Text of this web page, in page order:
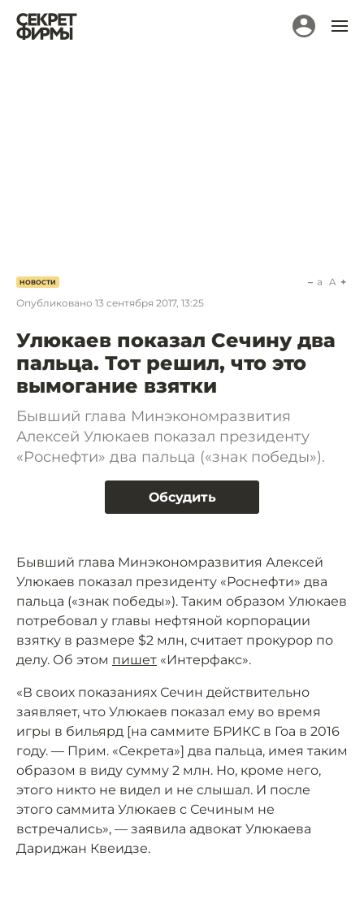
НОВОСТИ
Опубликовано 13 сентября 2017, 13:25
a A
Улюкаев показал Сечину два
пальца. Тот решил, что это
вымогание взятки
Бывший глава Минэкономразвития
Алексей Улюкаев показал президенту
«Роснефти» два пальца («знак победы»).
Обсудить
Бывший глава Минэкономразвития Алексей
Улюкаев показал президенту «Роснефти» два
пальца («знак победы»). Таким образом Улюкаев
потребовал у главы нефтяной корпорации
взятку в размере $2 млн, считает прокурор по
делу. Об этом пишет «Интерфакс».
«В своих показаниях Сечин действительно
заявляет, что Улюкаев показал ему во время
игры в бильярд [на саммите БРИКС в Гоа в 2016
году. — Прим. «Секрета»] два пальца, имея таким
образом в виду сумму 2 млн. Но, кроме него,
этого никто не видел и не слышал. И после
этого саммита Улюкаев с Сечиным не
встречались», — заявила адвокат Улюкаева
Дариджан Квеидзе.